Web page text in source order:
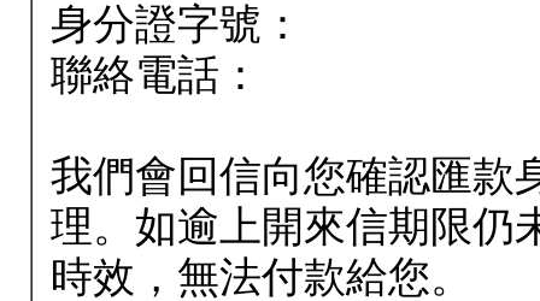
身分證字號：
聯絡電話：
我們會回信向您確認匯款
理。如逾上開來信期限仍
時效，無法付款給您。